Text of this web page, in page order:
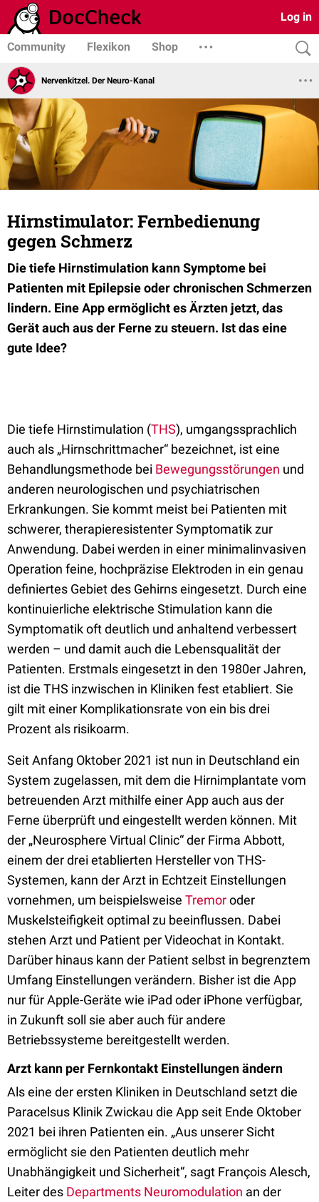
Log in
Community Flexikon Shop
Nervenkitzel. Der Neuro-Kanal
Hirnstimulator: Fernbedienung
gegen Schmerz
Die tiefe Hirnstimulation kann Symptome bei
Patienten mit Epilepsie oder chronischen Schmerzen
lindern. Eine App ermöglicht es Ärzten jetzt, das
Gerät auch aus der Ferne zu steuern. Ist das eine
gute Idee?
Die tiefe Hirnstimulation (THS), umgangssprachlich
auch als „Hirnschrittmacher“ bezeichnet, ist eine
Behandlungsmethode bei Bewegungsstörungen und
anderen neurologischen und psychiatrischen
Erkrankungen. Sie kommt meist bei Patienten mit
schwerer, therapieresistenter Symptomatik zur
Anwendung. Dabei werden in einer minimalinvasiven
Operation feine, hochpräzise Elektroden in ein genau
definiertes Gebiet des Gehirns eingesetzt. Durch eine
kontinuierliche elektrische Stimulation kann die
Symptomatik oft deutlich und anhaltend verbessert
werden – und damit auch die Lebensqualität der
Patienten. Erstmals eingesetzt in den 1980er Jahren,
ist die THS inzwischen in Kliniken fest etabliert. Sie
gilt mit einer Komplikationsrate von ein bis drei
Prozent als risikoarm.
Seit Anfang Oktober 2021 ist nun in Deutschland ein
System zugelassen, mit dem die Hirnimplantate vom
betreuenden Arzt mithilfe einer App auch aus der
Ferne überprüft und eingestellt werden können. Mit
der „Neurosphere Virtual Clinic“ der Firma Abbott,
einem der drei etablierten Hersteller von THS-
Systemen, kann der Arzt in Echtzeit Einstellungen
vornehmen, um beispielsweise Tremoroder
Muskelsteifigkeit optimal zu beeinflussen. Dabei
stehen Arzt und Patient per Videochat in Kontakt.
Darüber hinaus kann der Patient selbst in begrenztem
Umfang Einstellungen verändern. Bisher ist die App
nur für Apple-Geräte wie iPad oder iPhone verfügbar,
in Zukunft soll sie aber auch für andere
Betriebssysteme bereitgestellt werden.
Arzt kann per Fernkontakt Einstellungen ändern
Als eine der ersten Kliniken in Deutschland setzt die
Paracelsus Klinik Zwickau die App seit Ende Oktober
2021 bei ihren Patienten ein. „Aus unserer Sicht
ermöglicht sie den Patienten deutlich mehr
Unabhängigkeit und Sicherheit“, sagt François Alesch,
Leiter des Departments Neuromodulation an der